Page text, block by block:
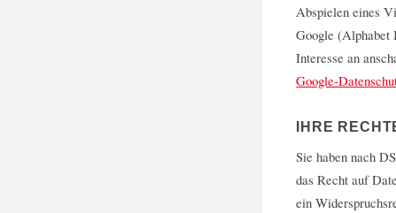
Abspielen eines
Google
Interesse an
Google-
IHRE
Sie haben nach
das Recht auf
ein